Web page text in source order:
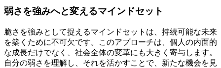
弱さを強みへと変えるマインドセット
脆さを強みとして捉えるマインドセットは、持続可能な未来
を築くために不可欠です。このアプローチは、個人の内面的
な成長だけでなく、社会全体の変革にも大きく寄与します。
自分の弱さを理解し、それを活かすことで、新たな機会を見